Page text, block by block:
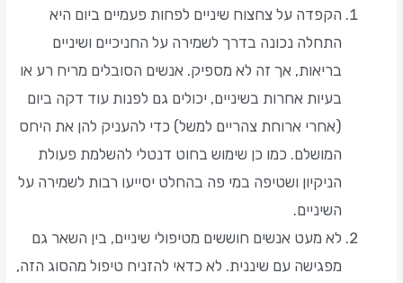
הקפדה על צחצוח שיניים לפחות פעמיים ביום היא
התחלה נכונה בדרך לשמירה על החניכיים ושיניים
בריאות, אך זה לא מספיק. אנשים הסובלים מריח רע או
בעיות אחרות בשיניים, יכולים גם לפנות עוד דקה ביום
(אחרי ארוחת צהריים למשל) כדי להעניק להן את היחס
המושלם. כמו כן שימוש בחוט דנטלי להשלמת פעולת
הניקיון ושטיפה במי פה בהחלט יסייעו רבות לשמירה על
השיניים.
לא מעט אנשים חוששים מטיפולי שיניים, בין השאר גם
מפגישה עם שיננית. לא כדאי להזניח טיפול מהסוג הזה,